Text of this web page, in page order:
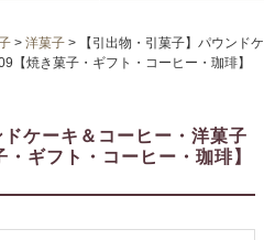
> 洋菓子 >
【引出物・引菓子】パウンドケ
焼き菓子・ギフト・コーヒー・珈琲】
ドケーキ＆コーヒー・洋菓子
ギフト・コーヒー・珈琲】